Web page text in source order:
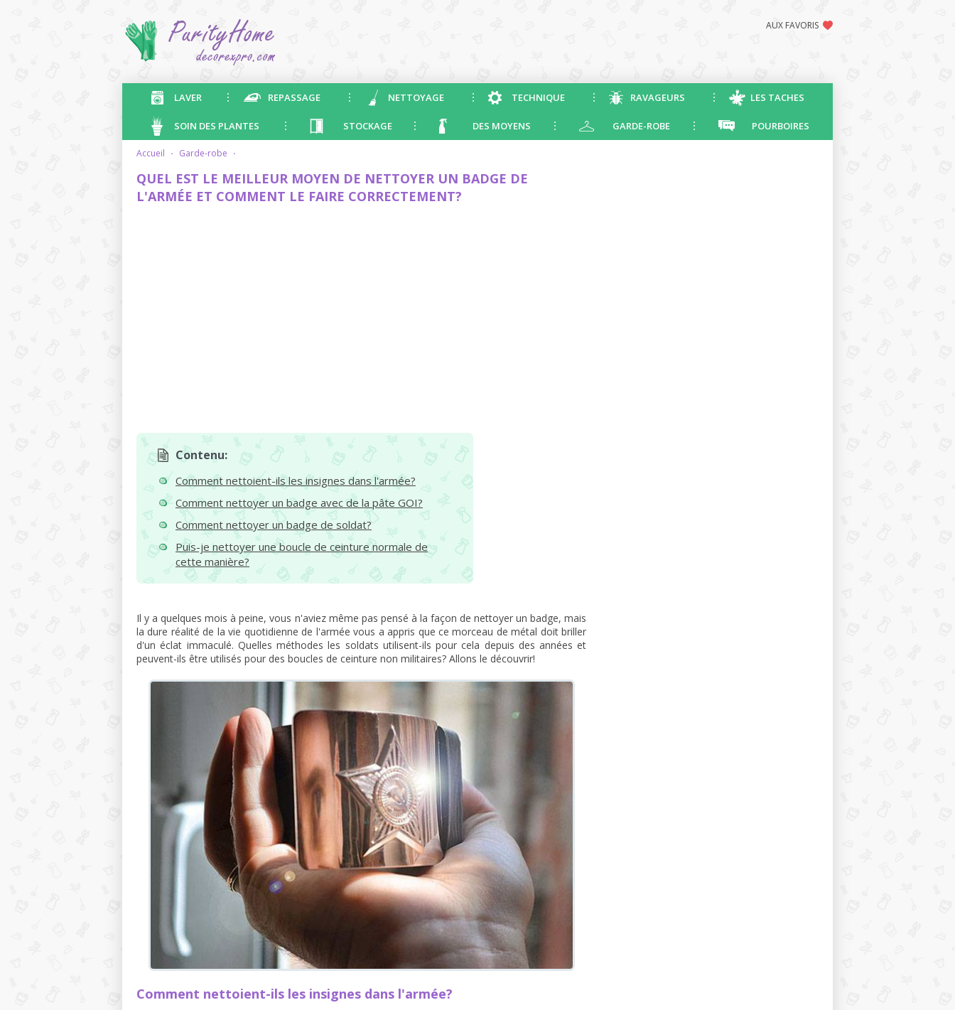
AUX FAVORIS
LAVER REPASSAGE NETTOYAGE TECHNIQUE RAVAGEURS LES TACHES
SOIN DES PLANTES STOCKAGE DES MOYENS GARDE-ROBE POURBOIRES
accueil · garde-robe ·
QUEL EST LE MEILLEUR MOYEN DE NETTOYER UN BADGE DE
L'ARMÉE ET COMMENT LE FAIRE CORRECTEMENT?
Contenu:
Comment nettoient-ils les insignes dans l'armée?
Comment nettoyer un badge avec de la pâte GOI?
Comment nettoyer un badge de soldat?
Puis-je nettoyer une boucle de ceinture normale de
cette manière?
Il y a quelques mois à peine, vous n'aviez même pas pensé à la façon de nettoyer un badge, mais
la dure réalité de la vie quotidienne de l'armée vous a appris que ce morceau de métal doit briller
d'un éclat immaculé. Quelles méthodes les soldats utilisent-ils pour cela depuis des années et
peuvent-ils être utilisés pour des boucles de ceinture non militaires? Allons le découvrir!
Comment nettoient-ils les insignes dans l'armée?